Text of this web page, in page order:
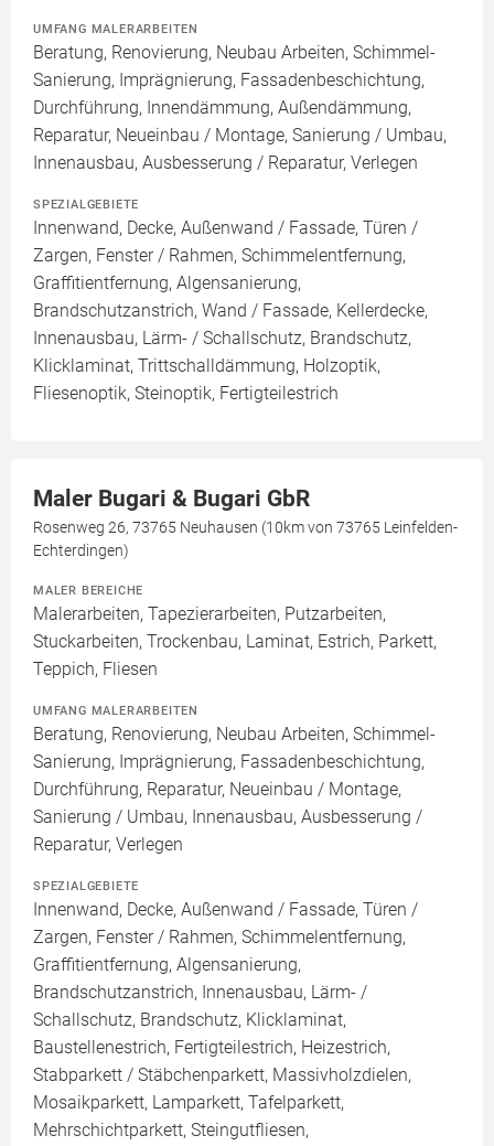
UMFANG MALERARBEITEN
Beratung, Renovierung, Neubau Arbeiten, Schimmel-
Sanierung, Imprägnierung, Fassadenbeschichtung,
Durchführung, Innendämmung, Außendämmung,
Reparatur, Neueinbau / Montage, Sanierung / Umbau,
Innenausbau, Ausbesserung / Reparatur, Verlegen
SPEZIALGEBIETE
Innenwand, Decke, Außenwand / Fassade, Türen /
Zargen, Fenster / Rahmen, Schimmelentfernung,
Graffitientfernung, Algensanierung,
Brandschutzanstrich, Wand / Fassade, Kellerdecke,
Innenausbau, Lärm- / Schallschutz, Brandschutz,
Klicklaminat, Trittschalldämmung, Holzoptik,
Fliesenoptik, Steinoptik, Fertigteilestrich
Maler Bugari & Bugari GbR
Rosenweg 26, 73765 Neuhausen (10km von 73765 Leinfelden-
Echterdingen)
MALER BEREICHE
Malerarbeiten, Tapezierarbeiten, Putzarbeiten,
Stuckarbeiten, Trockenbau, Laminat, Estrich, Parkett,
Teppich, Fliesen
UMFANG MALERARBEITEN
Beratung, Renovierung, Neubau Arbeiten, Schimmel-
Sanierung, Imprägnierung, Fassadenbeschichtung,
Durchführung, Reparatur, Neueinbau / Montage,
Sanierung / Umbau, Innenausbau, Ausbesserung /
Reparatur, Verlegen
SPEZIALGEBIETE
Innenwand, Decke, Außenwand / Fassade, Türen /
Zargen, Fenster / Rahmen, Schimmelentfernung,
Graffitientfernung, Algensanierung,
Brandschutzanstrich, Innenausbau, Lärm- /
Schallschutz, Brandschutz, Klicklaminat,
Baustellenestrich, Fertigteilestrich, Heizestrich,
Stabparkett / Stäbchenparkett, Massivholzdielen,
Mosaikparkett, Lamparkett, Tafelparkett,
Mehrschichtparkett, Steingutfliesen,